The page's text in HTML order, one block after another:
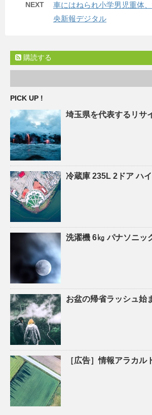
NEXT 車にはねられ小学男児重体、
央新報デジタル
購読する
PICK UP !
埼玉県を代表する リサ